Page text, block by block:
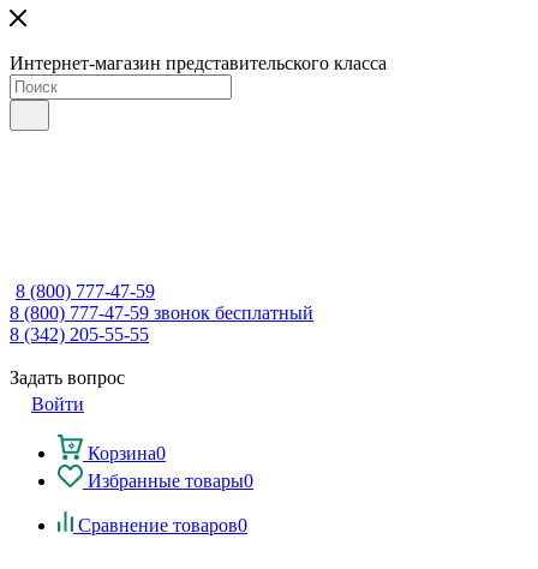
Интернет-магазин представительского класса
8 (800) 777-47-59
8 (800) 777-47-59 звонок бесплатный
8 (342) 205-55-55
Задать вопрос
Войти
Корзина0
Избранные товары0
Сравнение товаров0